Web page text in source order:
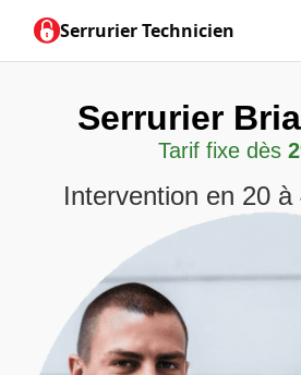
Serrurier Technicien
Serrurier
Tarif fixe dès
Intervention en 20 à